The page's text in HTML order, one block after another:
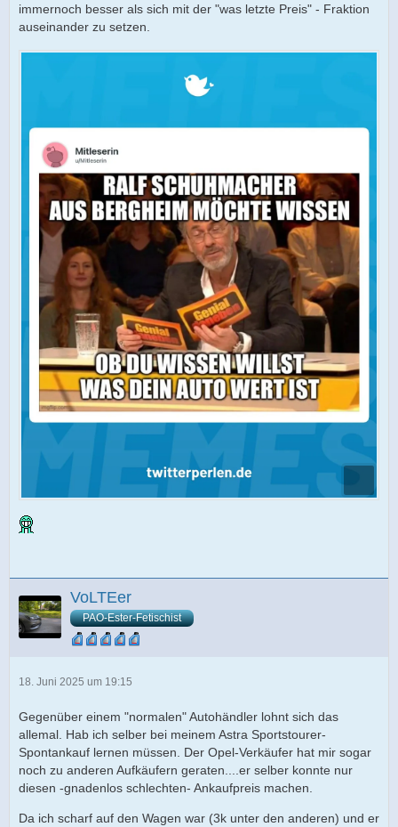
immernoch besser als sich mit der "was letzte Preis" - Fraktion
auseinander zu setzen.
VoLTEer
PAO-Ester-Fetischist
18. Juni 2025 um 19:15
Gegenüber einem "normalen" Autohändler lohnt sich das
allemal. Hab ich selber bei meinem Astra Sportstourer-
Spontankauf lernen müssen. Der Opel-Verkäufer hat mir sogar
noch zu anderen Aufkäufern geraten....er selber konnte nur
diesen -gnadenlos schlechten- Ankaufpreis machen.
Da ich scharf auf den Wagen war (3k unter den anderen) und er